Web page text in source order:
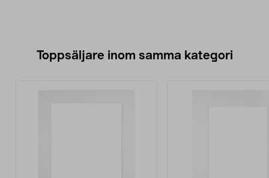
Toppsäljare inom samma kategori